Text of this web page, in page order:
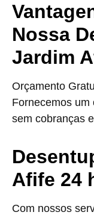
Nossa
Jardim
Orçamento
Fornecemos um
sem cobranças
Afife 24
Com nossos